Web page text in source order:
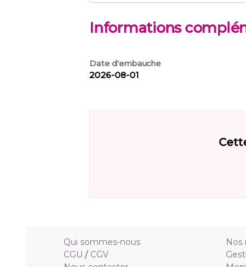
Informations
Date d'embauche
2026-08-01
Qui sommes-nous
CGU / CGV